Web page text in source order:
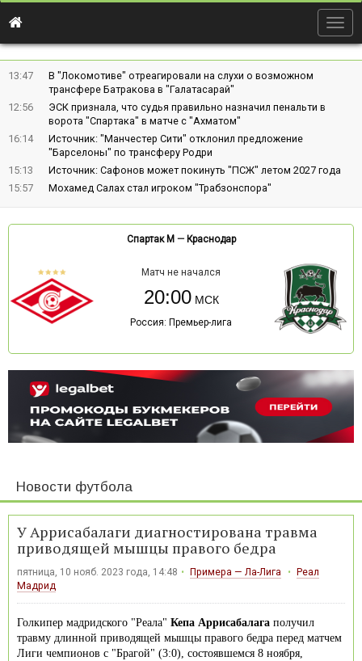
13:47
В "Локомотиве" отреагировали на слухи о возможном
трансфере Батракова в "Галатасарай"
12:56
ЭСК признала, что судья правильно назначил пенальти в
ворота "Спартака" в матче с "Ахматом"
16:14
Источник: "Манчестер Сити" отклонил предложение
"Барселоны" по трансферу Родри
15:13
Источник: Сафонов может покинуть "ПСЖ" летом 2027 года
15:57
Мохамед Салах стал игроком "Трабзонспора"
Спартак М — Краснодар
Матч не начался
20:00
Россия: Премьер-лига
Новости футбола
У Аррисабалаги диагностирована травма
приводящей мышцы правого бедра
пятница, 10 нояб. 2023 года, 14:48 Примера — Ла-Лига
Реал
Мадрид
Голкипер мадридского "Реала" Кепа Аррисабалага получил
травму длинной приводящей мышцы правого бедра перед матчем
Лиги чемпионов с "Брагой" (3:0), состоявшемся 8 ноября,